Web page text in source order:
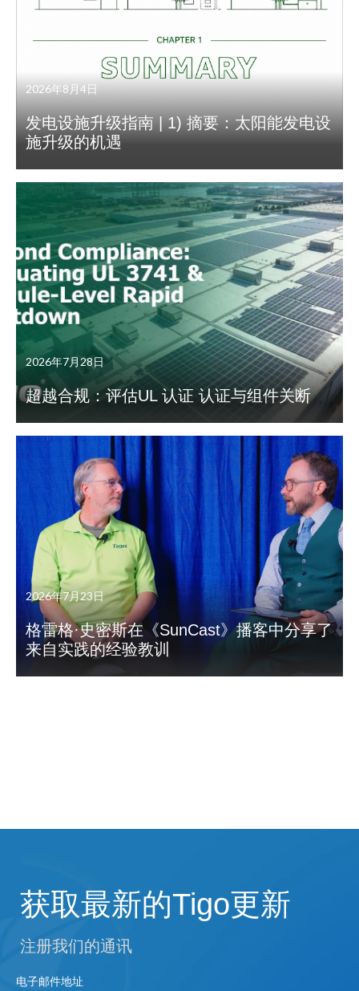
2026年8月4日
发电设施升级指南 | 1) 摘要：太阳能发电设
施升级的机遇
2026年7月28日
超越合规：评估UL 认证 认证与组件关断
2026年7月23日
格雷格·史密斯在《SunCast》播客中分享了
来自实践的经验教训
获取最新的Tigo更新
注册我们的通讯
电子邮件地址